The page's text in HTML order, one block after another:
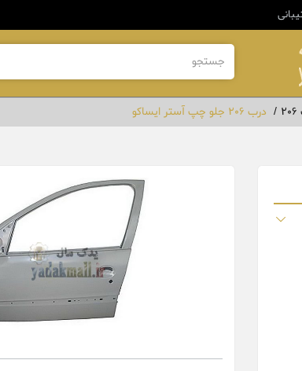
درب 206 جلو چپ آستر ایساکو